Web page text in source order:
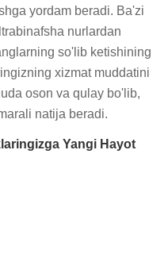
yordam beradi. Ba'zi
nurlardan
so'lib ketishining
xizmat muddatini
oson va qulay bo'lib,
natija beradi.
Yangi Hayot